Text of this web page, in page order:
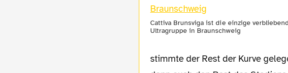
Cattiva Brunsviga ist die einzige
Ultragruppe in Braunschweig
stimmte der Rest der Kurve